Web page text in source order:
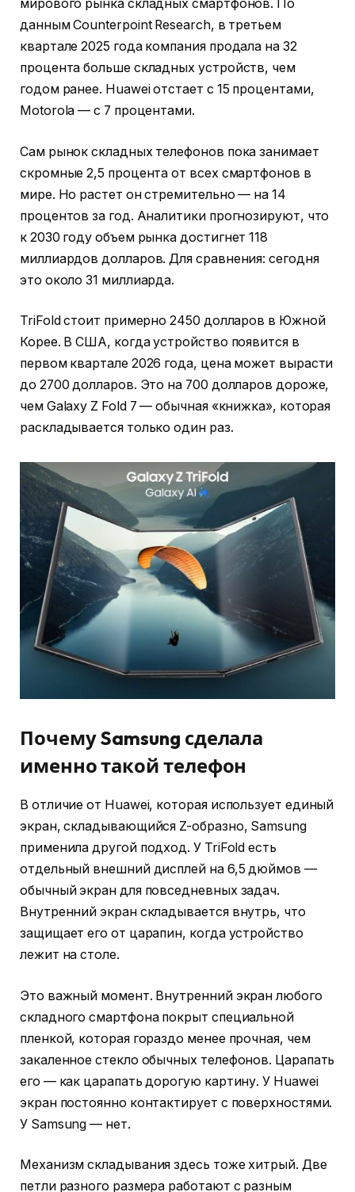
мирового рынка складных смартфонов. По
данным Counterpoint Research, в третьем
квартале 2025 года компания продала на 32
процента больше складных устройств, чем
годом ранее. Huawei отстает с 15 процентами,
Motorola — с 7 процентами.
Сам рынок складных телефонов пока занимает
скромные 2,5 процента от всех смартфонов в
мире. Но растет он стремительно — на 14
процентов за год. Аналитики прогнозируют, что
к 2030 году объем рынка достигнет 118
миллиардов долларов. Для сравнения: сегодня
это около 31 миллиарда.
TriFold стоит примерно 2450 долларов в Южной
Корее. В США, когда устройство появится в
первом квартале 2026 года, цена может вырасти
до 2700 долларов. Это на 700 долларов дороже,
чем Galaxy Z Fold 7 — обычная «книжка», которая
раскладывается только один раз.
Почему Samsung сделала
именно такой телефон
В отличие от Huawei, которая использует единый
экран, складывающийся Z-образно, Samsung
применила другой подход. У TriFold есть
отдельный внешний дисплей на 6,5 дюймов —
обычный экран для повседневных задач.
Внутренний экран складывается внутрь, что
защищает его от царапин, когда устройство
лежит на столе.
Это важный момент. Внутренний экран любого
складного смартфона покрыт специальной
пленкой, которая гораздо менее прочная, чем
закаленное стекло обычных телефонов. Царапать
его — как царапать дорогую картину. У Huawei
экран постоянно контактирует с поверхностями.
У Samsung — нет.
Механизм складывания здесь тоже хитрый. Две
петли разного размера работают с разным